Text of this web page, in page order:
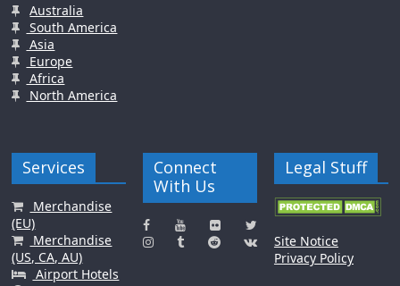
Australia
South America
Asia
Europe
Africa
North America
Services
Merchandise
(EU)
Merchandise
(US, CA, AU)
Airport Hotels
Connect
With Us
Legal Stuff
Site Notice
Privacy Policy